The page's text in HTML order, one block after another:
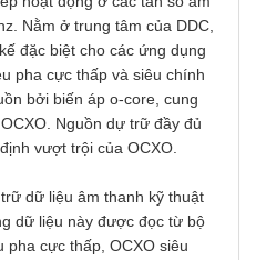
Nằm ở trung tâm của DDC,
đặc biệt cho các ứng dụng
pha cực thấp và siêu chính
bởi biến áp o-core, cung
Nguồn dự trữ đầy đủ
vượt trội của OCXO.
dữ liệu âm thanh kỹ thuật
dữ liệu này được đọc từ bộ
pha cực thấp, OCXO siêu